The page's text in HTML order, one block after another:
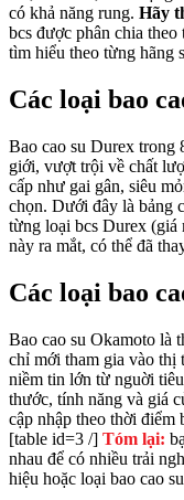
có khả năng rung. Hãy
bcs được phân chia
tìm hiểu theo từng hãng
Các loại bao
Bao cao su Durex trong
giới, vượt trội về chất
cấp như gai gân, siêu
chọn. Dưới đây là bảng
từng loại bcs Durex (giá
này ra mắt, có thể đã
Các loại bao
Bao cao su Okamoto là
chỉ mới tham gia vào thị
niềm tin lớn từ nguời
thước, tính năng và giá
cập nhập theo thời điểm
[table id=3 /] Tóm lại:
nhau để có nhiều trải
hiệu hoặc loại bao cao